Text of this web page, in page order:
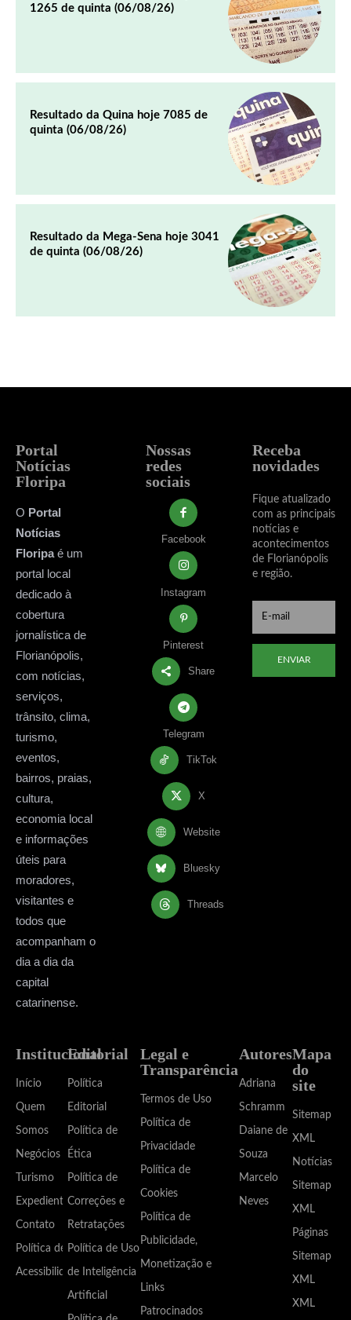
1265 de quinta (06/08/26)
Resultado da Quina hoje 7085 de
quinta (06/08/26)
Resultado da Mega-Sena hoje 3041
de quinta (06/08/26)
Portal
Notícias
Floripa
O Portal
Notícias
Floripaé um
portal local
dedicado à
cobertura
jornalística de
Florianópolis,
com notícias,
serviços,
trânsito, clima,
turismo,
eventos,
bairros, praias,
cultura,
economia local
e informações
úteis para
moradores,
visitantes e
todos que
acompanham o
dia a dia da
capital
catarinense.
Nossas
redes
sociais
Facebook
Instagram
Pinterest
Share
Telegram
TikTok
X
Website
Bluesky
Threads
Receba
novidades
Fique atualizado
com as principais
notícias e
acontecimentos
de Florianópolis
e região.
ENVIAR
Institucional
Início
Quem
Somos
Negócios
Turismo
Expediente
Contato
Política de
Acessibilidade
Editorial
Política
Editorial
Política de
Ética
Política de
Correções e
Retratações
Política de Uso
de Inteligência
Artificial
Legal e
Transparência
Termos de Uso
Política de
Privacidade
Política de
Cookies
Política de
Publicidade,
Monetização e
Links
Patrocinados
Autores
Adriana
Schramm
Daiane de
Souza
Marcelo
Neves
Mapa
do
site
Sitemap
XML
Notícias
Sitemap
XML
Páginas
Sitemap
XML
XML